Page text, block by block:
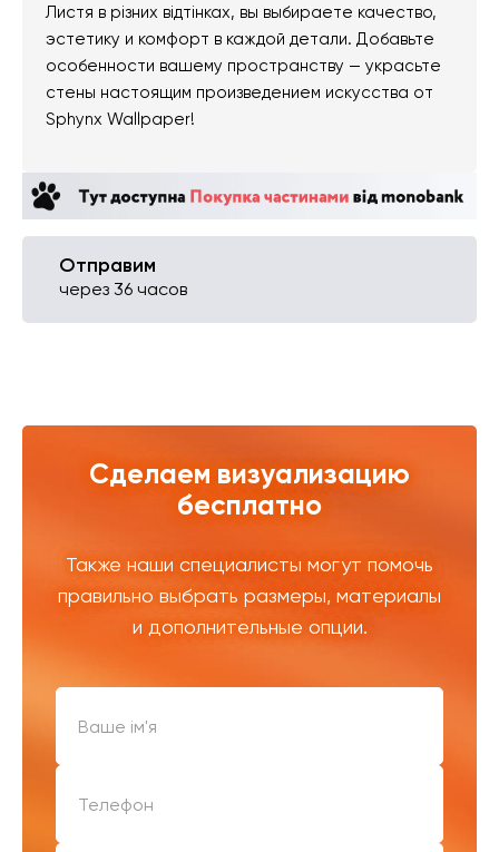
Листя в різних відтінках, вы выбираете качество,
эстетику и комфорт в каждой детали. Добавьте
особенности вашему пространству — украсьте
стены настоящим произведением искусства от
Sphynx Wallpaper!
Отправим
через 36 часов
Сделаем визуализацию
бесплатно
Также наши специалисты могут помочь
правильно выбрать размеры, материалы
и дополнительные опции.